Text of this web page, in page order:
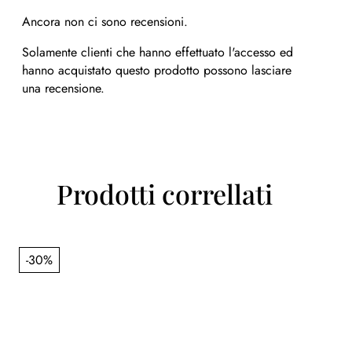
Ancora non ci sono recensioni.
Solamente clienti che hanno effettuato l'accesso ed
hanno acquistato questo prodotto possono lasciare
una recensione.
Prodotti correllati
-30%